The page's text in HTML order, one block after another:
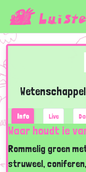
Info Live
Waar houdt ie
Rommelig groen
struweel,